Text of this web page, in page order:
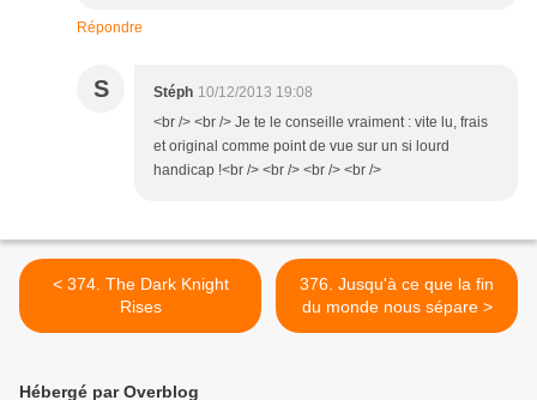
Répondre
S Stéph 10/12/2013 19:08
<br /> <br /> Je te le conseille vraiment : vite lu, frais
et original comme point de vue sur un si lourd
handicap !<br /> <br /> <br /> <br />
< 374. The Dark Knight
Rises
376. Jusqu'à ce que la fin
du monde nous sépare >
Hébergé par Overblog